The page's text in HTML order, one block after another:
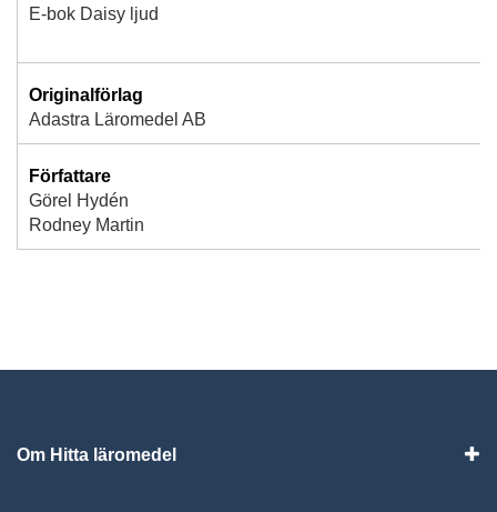
E-bok Daisy ljud
Originalförlag
Adastra Läromedel AB
Författare
Görel Hydén
Rodney Martin
Om Hitta läromedel